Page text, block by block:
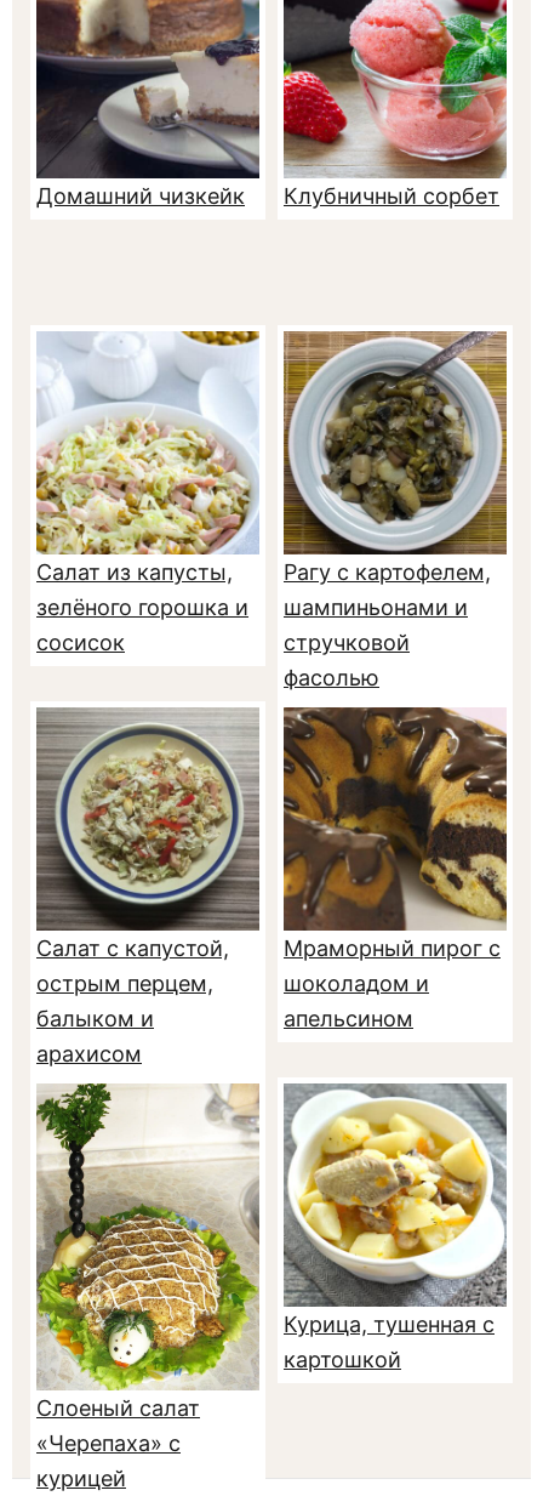
Домашний чизкейк Клубничный сорбет
Салат из капусты,
зелёного горошка и
сосисок
Рагу с картофелем,
шампиньонами и
стручковой
фасолью
Салат с капустой,
острым перцем,
балыком и
арахисом
Мраморный пирог с
шоколадом и
апельсином
Слоеный салат
«Черепаха» с
курицей
Курица, тушенная с
картошкой